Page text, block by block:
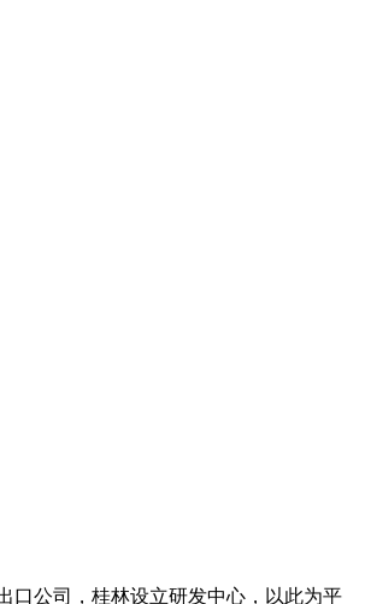
口公司，桂林设立研发中心，以此为平